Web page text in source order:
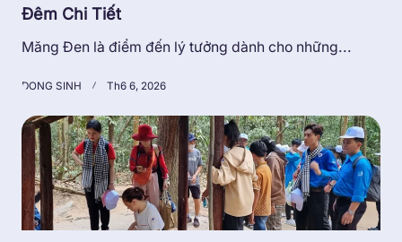
Đêm Chi Tiết
Măng Đen là điểm đến lý tưởng dành cho những...
DONG SINH Th6 6, 2026